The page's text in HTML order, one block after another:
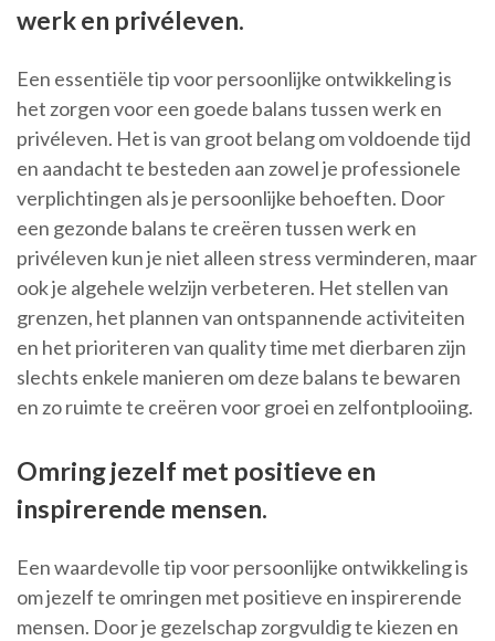
werk en privéleven.
Een essentiële tip voor persoonlijke ontwikkeling is
het zorgen voor een goede balans tussen werk en
privéleven. Het is van groot belang om voldoende tijd
en aandacht te besteden aan zowel je professionele
verplichtingen als je persoonlijke behoeften. Door
een gezonde balans te creëren tussen werk en
privéleven kun je niet alleen stress verminderen, maar
ook je algehele welzijn verbeteren. Het stellen van
grenzen, het plannen van ontspannende activiteiten
en het prioriteren van quality time met dierbaren zijn
slechts enkele manieren om deze balans te bewaren
en zo ruimte te creëren voor groei en zelfontplooiing.
Omring jezelf met positieve en
inspirerende mensen.
Een waardevolle tip voor persoonlijke ontwikkeling is
om jezelf te omringen met positieve en inspirerende
mensen. Door je gezelschap zorgvuldig te kiezen en